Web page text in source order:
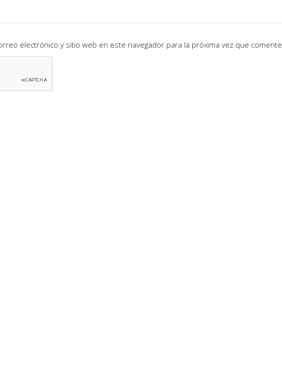
electrónico y sitio web en este navegador para la próxima vez que comente.